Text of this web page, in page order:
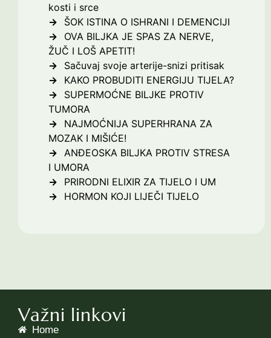
kosti i srce
ŠOK ISTINA O ISHRANI I DEMENCIJI
OVA BILJKA JE SPAS ZA NERVE,
ŽUČ I LOŠ APETIT!
Sačuvaj svoje arterije-snizi pritisak
KAKO PROBUDITI ENERGIJU TIJELA?
SUPERMOĆNE BILJKE PROTIV
TUMORA
NAJMOĆNIJA SUPERHRANA ZA
MOZAK I MIŠIĆE!
ANĐEOSKA BILJKA PROTIV STRESA
I UMORA
PRIRODNI ELIXIR ZA TIJELO I UM
HORMON KOJI LIJEČI TIJELO
Važni linkovi
Home